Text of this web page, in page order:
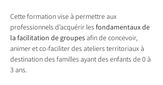
Cette formation vise à permettre aux
professionnels d’acquérir les fondamentaux de
la facilitation de groupes afin de concevoir,
animer et co-faciliter des ateliers territoriaux à
destination des familles ayant des enfants de 0 à
3 ans.